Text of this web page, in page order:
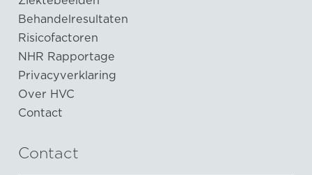
Behandelresultaten
Risicofactoren
NHR Rapportage
Privacyverklaring
Over HVC
Contact
Contact